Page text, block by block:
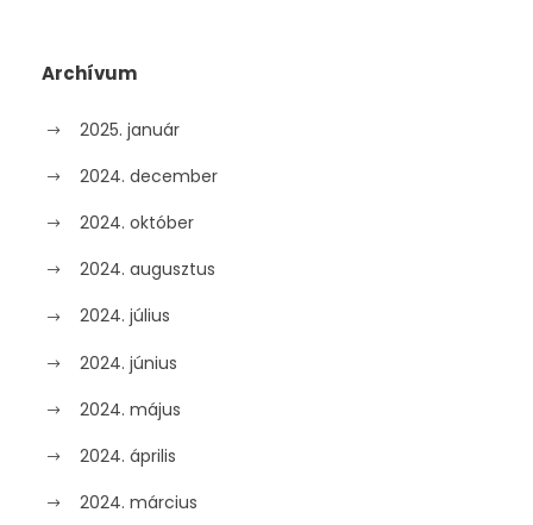
Archívum
2025. január
2024. december
2024. október
2024. augusztus
2024. július
2024. június
2024. május
2024. április
2024. március